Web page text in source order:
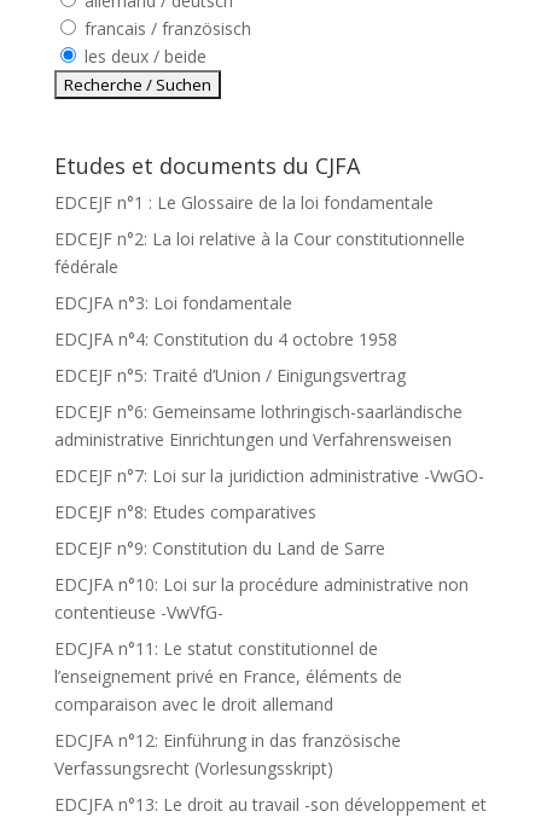
francais / französisch
les deux / beide
Etudes et documents du CJFA
EDCEJF n°1 : Le Glossaire de la loi fondamentale
EDCEJF n°2: La loi relative à la Cour constitutionnelle
fédérale
EDCJFA n°3: Loi fondamentale
EDCJFA n°4: Constitution du 4 octobre 1958
EDCEJF n°5: Traité d’Union / Einigungsvertrag
EDCEJF n°6: Gemeinsame lothringisch-saarländische
administrative Einrichtungen und Verfahrensweisen
EDCEJF n°7: Loi sur la juridiction administrative -VwGO-
EDCEJF n°8: Etudes comparatives
EDCEJF n°9: Constitution du Land de Sarre
EDCJFA n°10: Loi sur la procédure administrative non
contentieuse -VwVfG-
EDCJFA n°11: Le statut constitutionnel de
l’enseignement privé en France, éléments de
comparaison avec le droit allemand
EDCJFA n°12: Einführung in das französische
Verfassungsrecht (Vorlesungsskript)
EDCJFA n°13: Le droit au travail -son développement et